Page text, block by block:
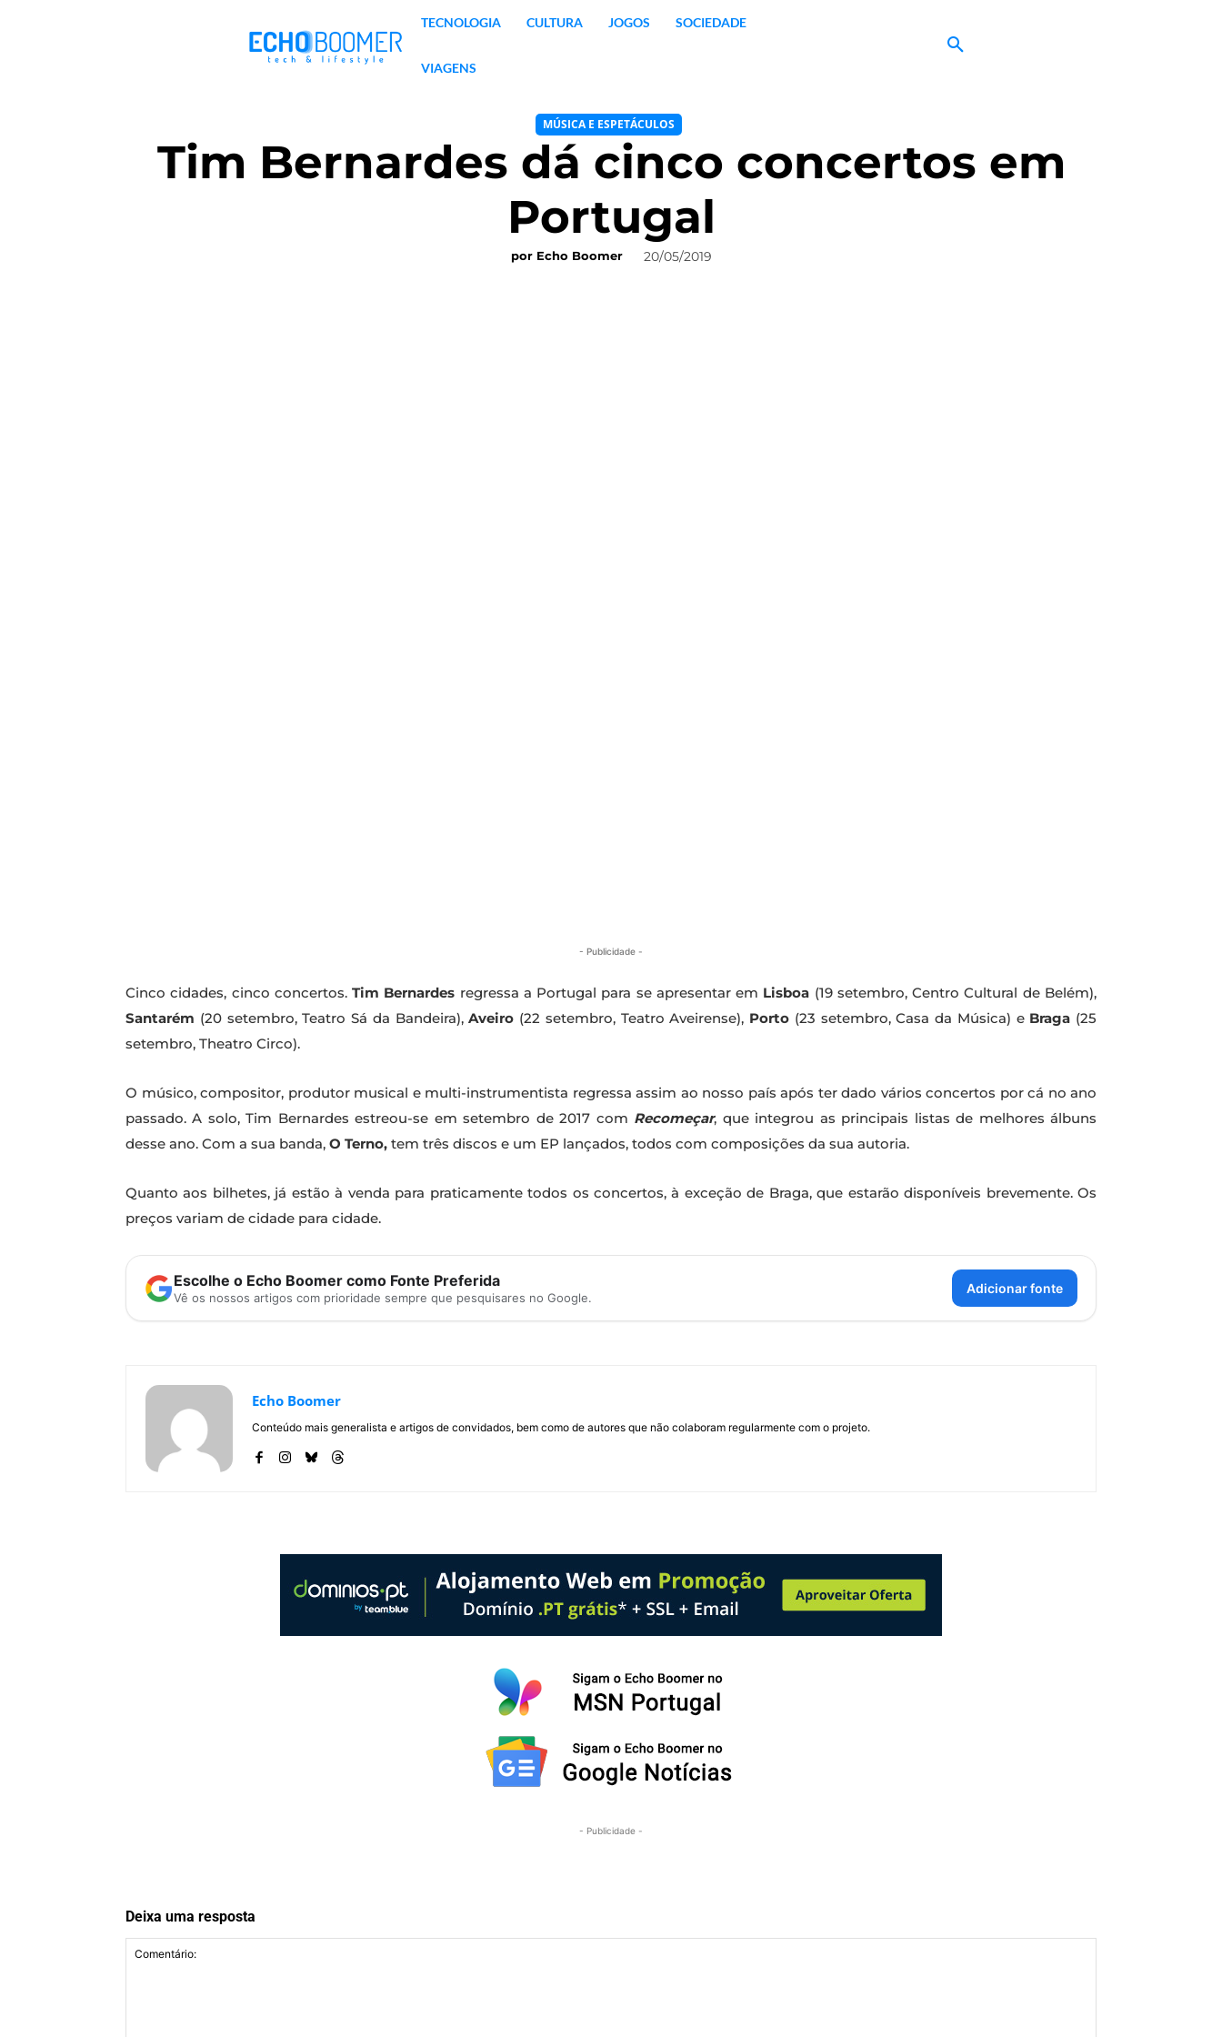
TECNOLOGIA CULTURA JOGOS SOCIEDADE
VIAGENS
MÚSICA E ESPETÁCULOS
Tim Bernardes dá cinco concertos em
Portugal
por Echo Boomer 20/05/2019
- Publicidade -
Cinco cidades, cinco concertos.Tim Bernardes regressa a Portugal para se apresentar em Lisboa (19 setembro, Centro Cultural de Belém),
Santarém (20 setembro, Teatro Sá da Bandeira),Aveiro (22 setembro, Teatro Aveirense), Porto (23 setembro, Casa da Música) e Braga (25
setembro, Theatro Circo).
O músico, compositor, produtor musical e multi-instrumentista regressa assim ao nosso país após ter dado vários concertos por cá no ano
passado. A solo, Tim Bernardes estreou-se em setembro de 2017 com Recomeçar, que integrou as principais listas de melhores álbuns
desse ano. Com a sua banda, O Terno, tem três discos e um EP lançados, todos com composições da sua autoria.
Quanto aos bilhetes, já estão à venda para praticamente todos os concertos, à exceção de Braga, que estarão disponíveis brevemente. Os
preços variam de cidade para cidade.
Escolhe o Echo Boomer como Fonte Preferida
Vê os nossos artigos com prioridade sempre que pesquisares no Google.
Adicionar fonte
Echo Boomer
Conteúdo mais generalista e artigos de convidados, bem como de autores que não colaboram regularmente com o projeto.
- Publicidade -
Deixa uma resposta